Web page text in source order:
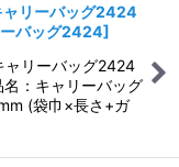
ャリーバッグ2424
バッグ2424]
ャリーバッグ2424
：キャリーバッグ
(袋巾×長さ+ガ